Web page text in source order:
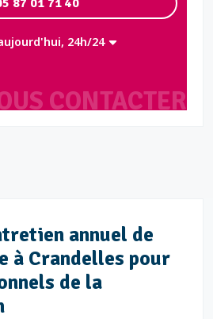
CONTACTER
87 01 71 40
24h/24
annuel de
à Crandelles pour
de la